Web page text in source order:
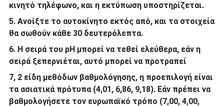
κινητό τηλέφωνο, και η εκτύπωση υποστηρίζεται.
5. Ανοίξτε το αυτοκίνητο εκτός από, και τα στοιχεία
θα σωθούν κάθε 30 δευτερόλεπτα.
6. Η σειρά του pH μπορεί να τεθεί ελεύθερα, εάν η
σειρά ξεπερνιέται, αυτό μπορεί να προτραπεί
7, 2 είδη μεθόδων βαθμολόγησης, η προεπιλογή είναι
τα ασιατικά πρότυπα (4,01, 6,86, 9,18). Εάν πρέπει να
βαθμολογήσετε τον ευρωπαϊκό τρόπο (7,00, 4,00,